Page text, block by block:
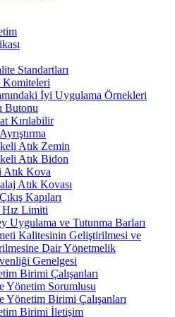
Standartları
İyi Uygulama Örnekleri
Butonu
Kırılabilir
Atık Zemin
Atık Bidon
Atık Kova
Atık Kovası
Kapıları
Limiti
Uygulama ve Tutunma Barları
Kalitesinin Geliştirilmesi ve
Dair Yönetmelik
Genelgesi
Birimi Çalışanları
Yönetim Sorumlusu
Yönetim Birimi Çalışanları
Birimi İletişim